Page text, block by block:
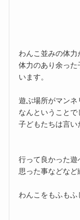
わんこ並みの体力
体力のあり余った
います。
遊ぶ場所がマン
なんということで
子どもたちは言い
行って良かった
思った事などなど
わんこをもふもふ